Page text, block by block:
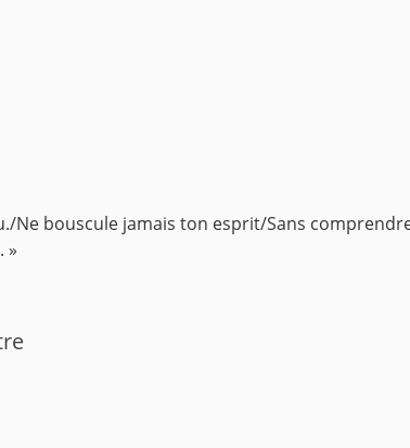
Ne bouscule jamais ton esprit/Sans
»